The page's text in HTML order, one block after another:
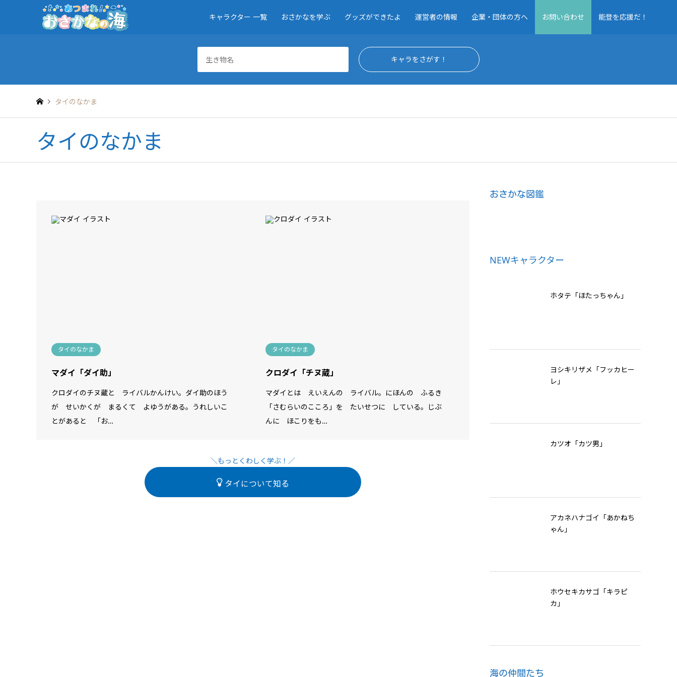
キャラクター 一覧 おさかなを学ぶ グッズができたよ 運営者の情報 企業・団体の方へ お問い合わせ 能登を応援だ！
タイのなかま
タイのなかま
タイのなかま
マダイ「ダイ助」
クロダイのチヌ蔵と ライバルかんけい。ダイ助のほう
が せいかくが まるくて よゆうがある。うれしいこ
とがあると 「お…
タイのなかま
クロダイ「チヌ蔵」
マダイとは えいえんの ライバル。にほんの ふるき
「さむらいのこころ」を たいせつに している。じぶ
んに ほこりをも…
タイについて知る
おさかな図鑑
NEWキャラクター
ホタテ「ほたっちゃん」
ヨシキリザメ「フッカヒー
レ」
カツオ「カツ男」
アカネハナゴイ「あかねち
ゃん」
ホウセキカサゴ「キラピ
カ」
海の仲間たち